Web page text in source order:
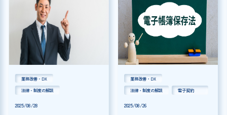
業務改善・DX
法律・制度の解説
2025/08/26
業務改善・DX
法律・制度の解説
2025/08/21